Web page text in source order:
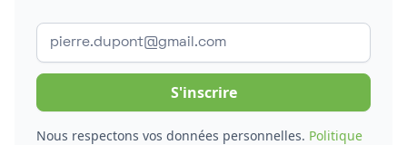
Nous respectons vos données personnelles. Politique